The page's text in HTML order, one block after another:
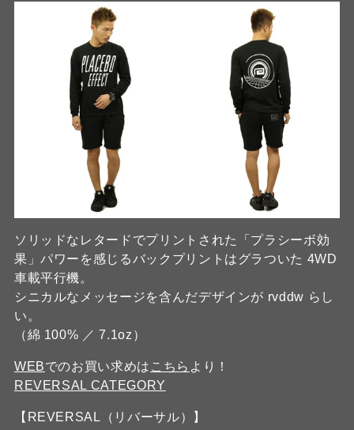
ソリッドなレタードでプリントされた「プラシーボ効
果」パワーを感じるバックプリントはグラついた 4WD
車載平行機。
シニカルなメッセージを含んだデザインが rvddw らし
い。
（綿 100% ／ 7.1oz）
WEBでのお買い求めは こちら より！
REVERSAL CATEGORY
【REVERSAL（リバーサル）】